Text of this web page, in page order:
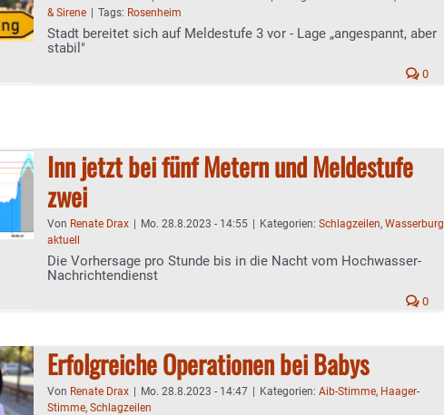
& Sirene
Tags: Rosenheim
Stadt bereitet sich auf Meldestufe 3 vor - Lage „angespannt, aber
stabil"
0
Inn jetzt bei fünf Metern und Meldestufe
zwei
Von Renate Drax Mo. 28.8.2023 - 14:55 Kategorien: Schlagzeilen, Wasserburg
aktuell
Die Vorhersage pro Stunde bis in die Nacht vom Hochwasser-
Nachrichtendienst
0
Erfolgreiche Operationen bei Babys
Von Renate Drax Mo. 28.8.2023 - 14:47 Kategorien: Aib-Stimme, Haager-
Stimme, Schlagzeilen